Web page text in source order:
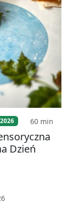
60 min
Dzień